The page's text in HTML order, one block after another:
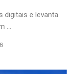
digitais e levanta